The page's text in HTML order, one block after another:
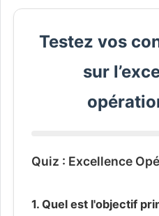
Testez vos
sur
Quiz : Excellence
1. Quel est l'objectif